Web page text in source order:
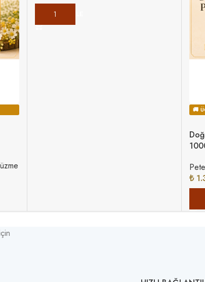
Ballar
SEPETE EKLE
🚚
₺